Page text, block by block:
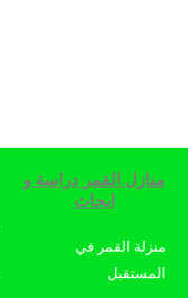
منازل القمر دراسة و
ابحاث
منزلة القمر في
المستقبل